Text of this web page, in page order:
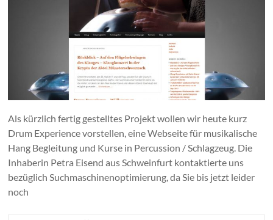
Als kürzlich fertig gestelltes Projekt wollen wir heute kurz
Drum Experience vorstellen, eine Webseite für musikalische
Hang Begleitung und Kurse in Percussion / Schlagzeug. Die
Inhaberin Petra Eisend aus Schweinfurt kontaktierte uns
bezüglich Suchmaschinenoptimierung, da Sie bis jetzt leider
noch